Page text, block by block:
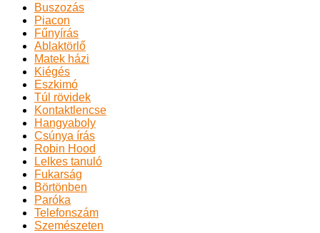
Buszozás
Piacon
Fűnyírás
Ablaktörlő
Matek házi
Kiégés
Eszkimó
Túl rövidek
Kontaktlencse
Hangyaboly
Csúnya írás
Robin Hood
Lelkes tanuló
Fukarság
Börtönben
Paróka
Telefonszám
Szemészeten